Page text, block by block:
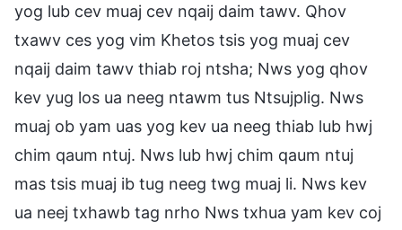
yog lub cev muaj cev nqaij daim tawv. Qhov
txawv ces yog vim Khetos tsis yog muaj cev
nqaij daim tawv thiab roj ntsha; Nws yog qhov
kev yug los ua neeg ntawm tus Ntsujplig. Nws
muaj ob yam uas yog kev ua neeg thiab lub hwj
chim qaum ntuj. Nws lub hwj chim qaum ntuj
mas tsis muaj ib tug neeg twg muaj li. Nws kev
ua neej txhawb tag nrho Nws txhua yam kev coj